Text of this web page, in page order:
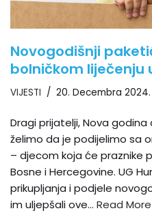
Novogodišnji
bolničkom liječenju
VIJESTI 20. Decembra 2024.
Dragi prijatelji, Nova
želimo da je podijelimo sa
– djecom koja će praznike
Bosne i Hercegovine. UG
prikupljanja i podjele
im uljepšali ove… Read More